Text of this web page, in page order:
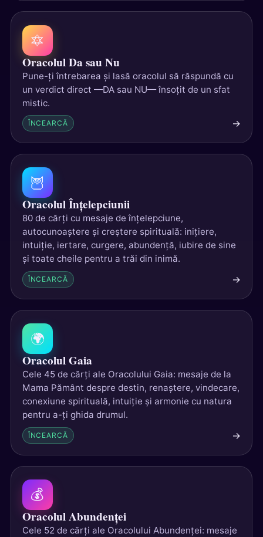
🔯
Oracolul Da sau Nu
Pune-ți întrebarea și lasă oracolul să răspundă cu
un verdict direct —DA sau NU— însoțit de un sfat
mistic.
ÎNCEARCĂ →
🦉
Oracolul Înțelepciunii
80 de cărți cu mesaje de înțelepciune,
autocunoaștere și creștere spirituală: inițiere,
intuiție, iertare, curgere, abundență, iubire de sine
și toate cheile pentru a trăi din inimă.
ÎNCEARCĂ →
🌍
Oracolul Gaia
Cele 45 de cărți ale Oracolului Gaia: mesaje de la
Mama Pământ despre destin, renaștere, vindecare,
conexiune spirituală, intuiție și armonie cu natura
pentru a-ți ghida drumul.
ÎNCEARCĂ →
💰
Oracolul Abundenței
Cele 52 de cărți ale Oracolului Abundenței: mesaje